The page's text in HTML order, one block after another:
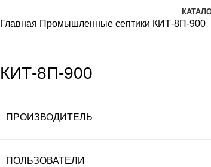
Главная Промышленные септики КИТ-8П-900
КИТ-8П-900
ПРОИЗВОДИТЕЛЬ
ПОЛЬЗОВАТЕЛИ